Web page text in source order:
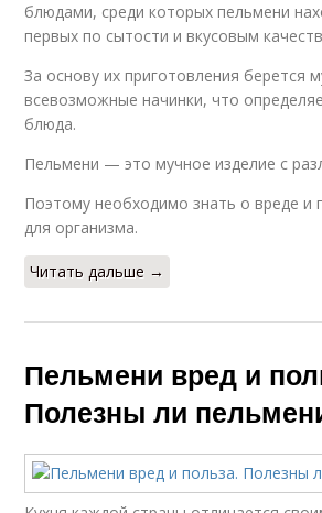
блюдами, среди которых пельмени
первых по сытости и вкусовым
За основу их приготовления берется
всевозможные начинки, что
блюда.
Пельмени — это мучное изделие с
Поэтому необходимо знать о вреде и
для организма.
Читать дальше →
Пельмени вред и
Полезны ли